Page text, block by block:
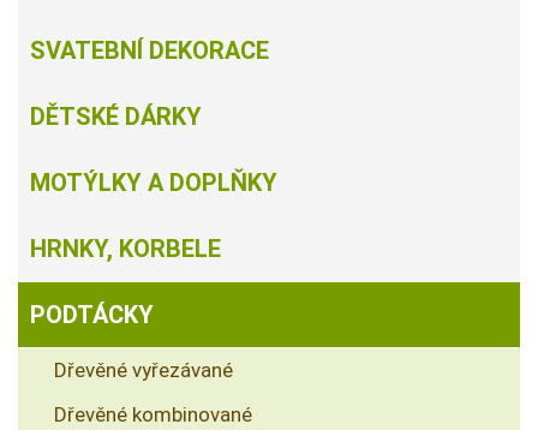
SVATEBNÍ DEKORACE
DĚTSKÉ DÁRKY
MOTÝLKY A DOPLŇKY
HRNKY, KORBELE
PODTÁCKY
Dřevěné vyřezávané
Dřevěné kombinované